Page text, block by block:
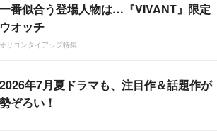
一番似合う登場人物は…『VIVANT』限定
ウオッチ
オリコンタイアップ特集
2026年7月夏ドラマも、注目作＆話題作が
勢ぞろい！